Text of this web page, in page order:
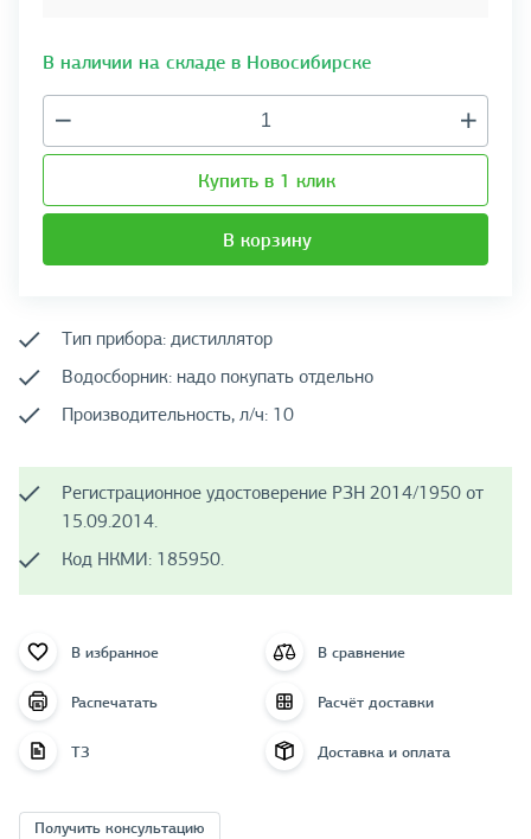
В наличии на складе в Новосибирске
Купить в 1 клик
В корзину
Тип прибора: дистиллятор
Водосборник: надо покупать отдельно
Производительность, л/ч: 10
Регистрационное удостоверение РЗН 2014/1950 от
15.09.2014.
Код НКМИ: 185950.
В избранное В сравнение
Распечатать Расчёт доставки
ТЗ Доставка и оплата
Получить консультацию